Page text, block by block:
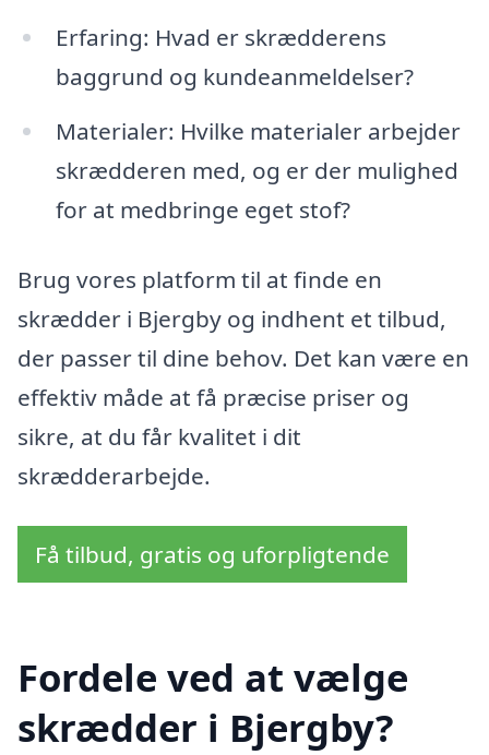
Erfaring: Hvad er skrædderens
baggrund og kundeanmeldelser?
Materialer: Hvilke materialer arbejder
skrædderen med, og er der mulighed
for at medbringe eget stof?
Brug vores platform til at finde en
skrædder i Bjergby og indhent et tilbud,
der passer til dine behov. Det kan være en
effektiv måde at få præcise priser og
sikre, at du får kvalitet i dit
skrædderarbejde.
Få tilbud, gratis og uforpligtende
Fordele ved at vælge
skrædder i Bjergby?